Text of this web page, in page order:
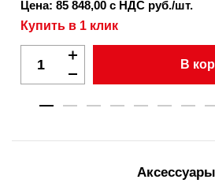
Цена: 85 848,00 с НДС руб./шт.
Купить в 1 клик
В
Аксессуары